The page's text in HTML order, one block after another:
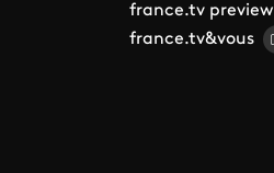
france.tv preview
france.tv&vous